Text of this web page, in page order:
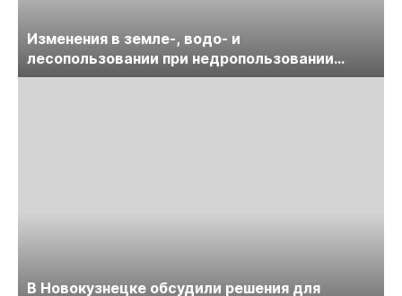
Изменения в земле-, водо- и
лесопользовании при недропользовании
обсудят на семинаре «ПравоТЭК»
В Новокузнецке обсудили решения для